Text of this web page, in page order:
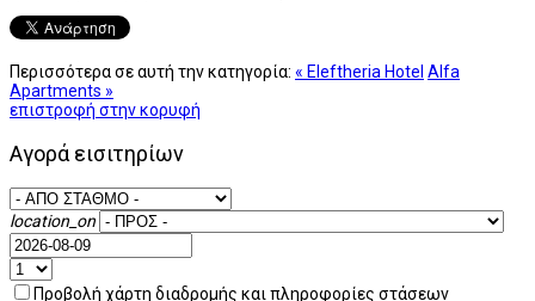
Περισσότερα σε αυτή την κατηγορία: « Eleftheria Hotel Alfa
Apartments »
επιστροφή στην κορυφή
Αγορά εισιτηρίων
location_on
Προβολή χάρτη διαδρομής και πληροφορίες στάσεων